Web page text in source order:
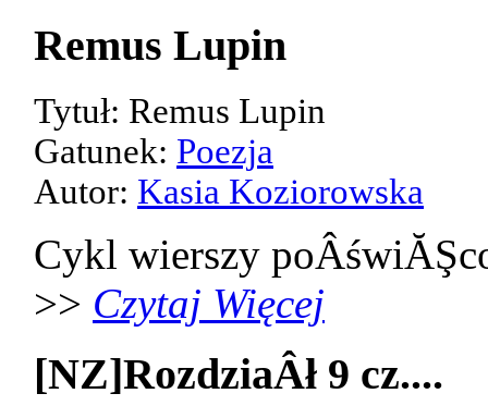
Remus Lupin
Tytuł: Remus Lupin
Gatunek: Poezja
Autor: Kasia Koziorowska
Cykl wierszy
>> Czytaj Więcej
[NZ]RozdziaÂł 9 cz....